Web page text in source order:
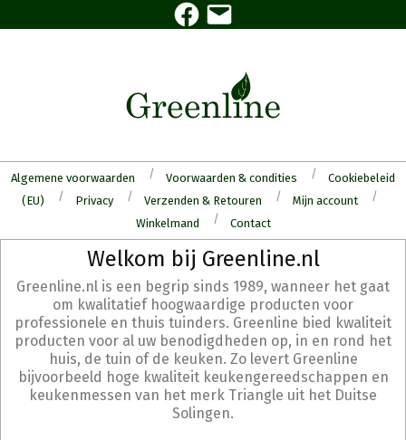
to
Facebook
E-
mail
Algemene voorwaarden Voorwaarden & condities
Cookiebeleid
(EU)
Privacy Verzenden & Retouren
Mijn account
Winkelmand
Contact
Menu
Welkom bij Greenline.nl
Greenline.nl is een begrip sinds 1989, wanneer het gaat
om kwalitatief hoogwaardige producten voor
professionele en thuis tuinders. Greenline bied kwaliteit
producten voor al uw benodigdheden op, in en rond het
huis, de tuin of de keuken. Zo levert Greenline
bijvoorbeeld hoge kwaliteit keukengereedschappen en
keukenmessen van het merk Triangle uit het Duitse
Solingen.